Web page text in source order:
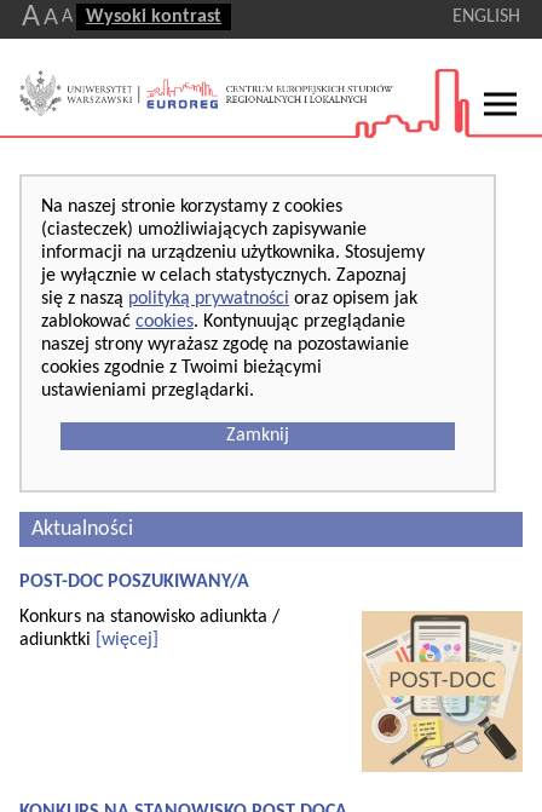
AA A Wysoki kontrast ENGLISH
Na naszej stronie korzystamy z cookies
(ciasteczek) umożliwiających zapisywanie
informacji na urządzeniu użytkownika. Stosujemy
je wyłącznie w celach statystycznych. Zapoznaj
się z naszą polityką prywatności oraz opisem jak
zablokować cookies. Kontynuując przeglądanie
naszej strony wyrażasz zgodę na pozostawianie
cookies zgodnie z Twoimi bieżącymi
ustawieniami przeglądarki.
Zamknij
Aktualności
POST-DOC POSZUKIWANY/A
Konkurs na stanowisko adiunkta /
adiunktki
[więcej]